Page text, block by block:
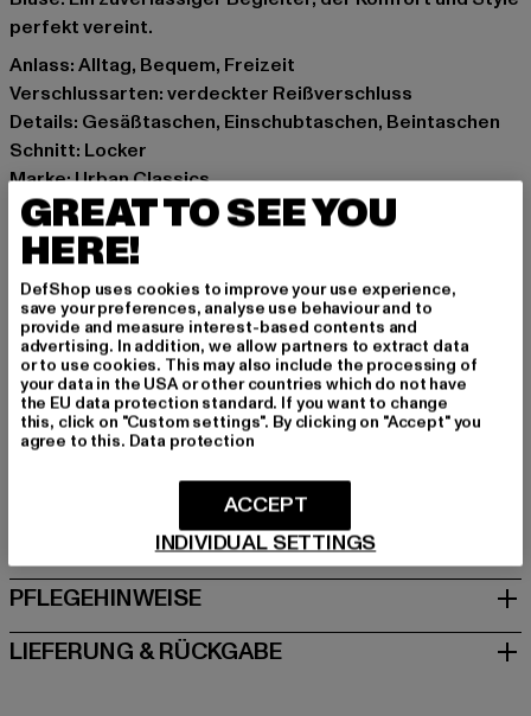
perfekt vereint.
Anlass: Alltag, Bequem, Freizeit
Verschlussarten: verdeckter Reißverschluss
Details: Gesäßtaschen, Einschubtaschen, Beintaschen
Schnitt: Locker
Marke: Urban Classics
Kat.: Bekleidung
Farbe: beige
Hersteller Farbe: offwhite raw
Materialzusammensetzung: 98% Baumwolle, 2%
Elasthan
Art.Nr: TB6037-03681
Hersteller: TB International GmbH |info@tbint.de
Dr.-Robert-Murjahn-Straße 7 | 64372 Ober-Ramstadt |
GRÖSSE & PASSFORM
PFLEGEHINWEISE
LIEFERUNG & RÜCKGABE
GREAT TO SEE YOU
HERE!
DefShop uses cookies to improve your use experience,
save your preferences, analyse use behaviour and to
provide and measure interest-based contents and
advertising. In addition, we allow partners to extract data
or to use cookies. This may also include the processing of
your data in the USA or other countries which do not have
the EU data protection standard. If you want to change
this, click on "Custom settings". By clicking on "Accept" you
agree to this. Data protection
INDIVIDUAL SETTINGS
ACCEPT